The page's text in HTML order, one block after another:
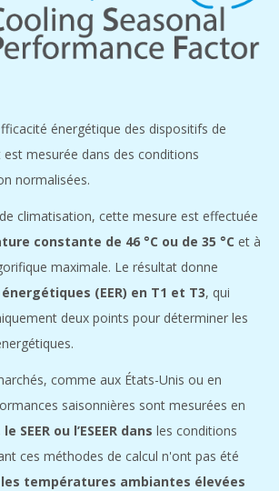
énergétique des dispositifs de
mesurée dans des conditions
normalisées.
climatisation, cette mesure est effectuée
constante de 46 °C ou de 35 °C et à
maximale. Le résultat donne
(EER) en T1 et T3, qui
deux points pour déterminer les
comme aux États-Unis ou en
saisonnières sont mesurées en
le SEER ou l’ESEER dans les conditions
ces méthodes de calcul n'ont pas été
températures ambiantes élevées